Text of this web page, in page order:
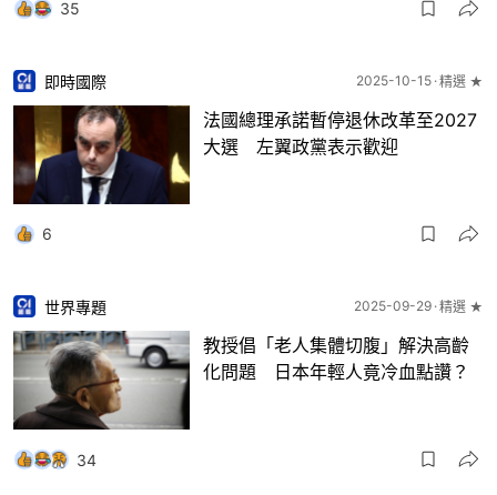
35
即時國際 2025-10-15 精選 ★
法國總理承諾暫停退休改革至2027
大選 左翼政黨表示歡迎
6
世界專題 2025-09-29 精選 ★
教授倡「老人集體切腹」解決高齡
化問題 日本年輕人竟冷血點讚？
34